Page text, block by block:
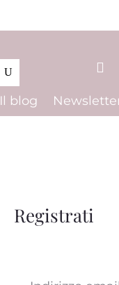

Il blog
Registrati